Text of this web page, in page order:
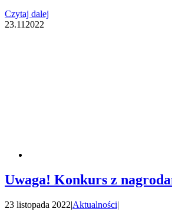
Czytaj dalej
23.11 2022
Uwaga! Konkurs z
23 listopada 2022|Aktualności|